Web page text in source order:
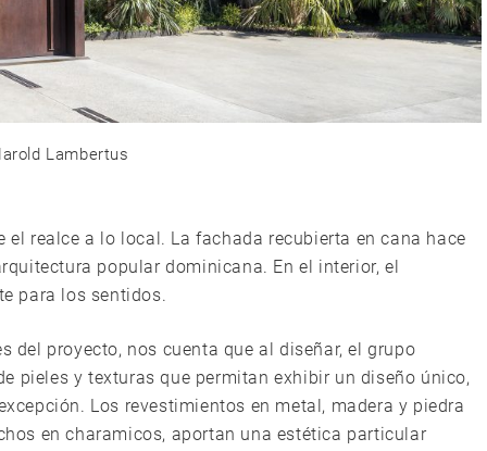
Lambertus
realce a lo local. La fachada recubierta en cana hace
popular dominicana. En el interior, el
para los sentidos.
del proyecto, nos cuenta que al diseñar, el grupo
pieles y texturas que permitan exhibir un diseño único,
Los revestimientos en metal, madera y piedra
en charamicos, aportan una estética particular